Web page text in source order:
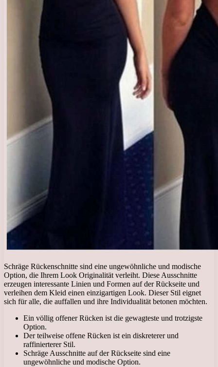
Schräge Rückenschnitte sind eine ungewöhnliche und modische
Option, die Ihrem Look Originalität verleiht. Diese Ausschnitte
erzeugen interessante Linien und Formen auf der Rückseite und
verleihen dem Kleid einen einzigartigen Look. Dieser Stil eignet
sich für alle, die auffallen und ihre Individualität betonen möchten.
Ein völlig offener Rücken ist die gewagteste und trotzigste
Option.
Der teilweise offene Rücken ist ein diskreterer und
raffinierterer Stil.
Schräge Ausschnitte auf der Rückseite sind eine
ungewöhnliche und modische Option.